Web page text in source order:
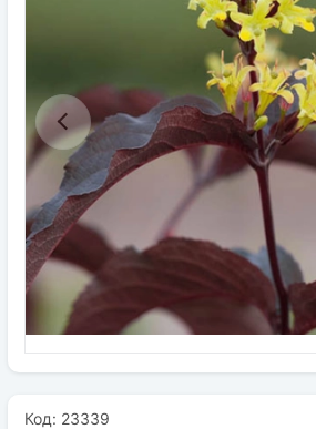
Овощи (на посадку)
Штамбовые ягодные кусты
Семена
Удобрения
Средства защиты растений
Код: 23339